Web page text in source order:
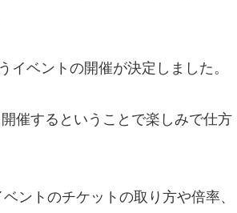
イベントの開催が決定しました。
催するということで楽しみで仕方
ントのチケットの取り方や倍率、